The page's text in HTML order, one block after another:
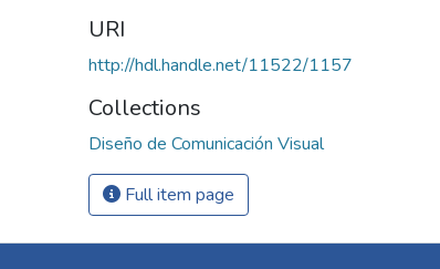
URI
http://hdl.handle.net/11522/1157
Collections
Diseño de Comunicación Visual
Full item page